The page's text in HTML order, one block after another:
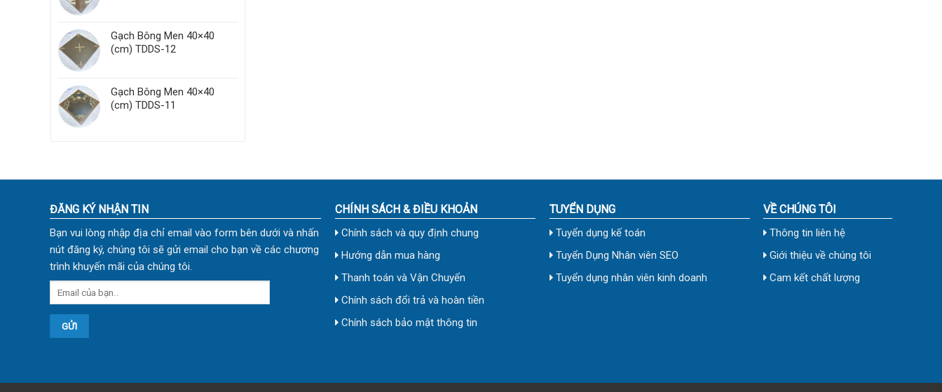
Gạch Bông Men 40×40
(cm) TDDS-12
Gạch Bông Men 40×40
(cm) TDDS-11
ĐĂNG KÝ NHẬN TIN
Bạn vui lòng nhập địa chỉ email vào form bên dưới và nhấn
nút đăng ký, chúng tôi sẽ gửi email cho bạn về các chương
trình khuyến mãi của chúng tôi.
CHÍNH SÁCH & ĐIỀU KHOẢN
Chính sách và quy định chung
Hướng dẫn mua hàng
Thanh toán và Vận Chuyển
Chính sách đổi trả và hoàn tiền
Chính sách bảo mật thông tin
TUYỂN DỤNG
Tuyển dụng kế toán
Tuyển Dụng Nhân viên SEO
Tuyển dụng nhân viên kinh doanh
VỀ CHÚNG TÔI
Thông tin liên hệ
Giới thiệu về chúng tôi
Cam kết chất lượng